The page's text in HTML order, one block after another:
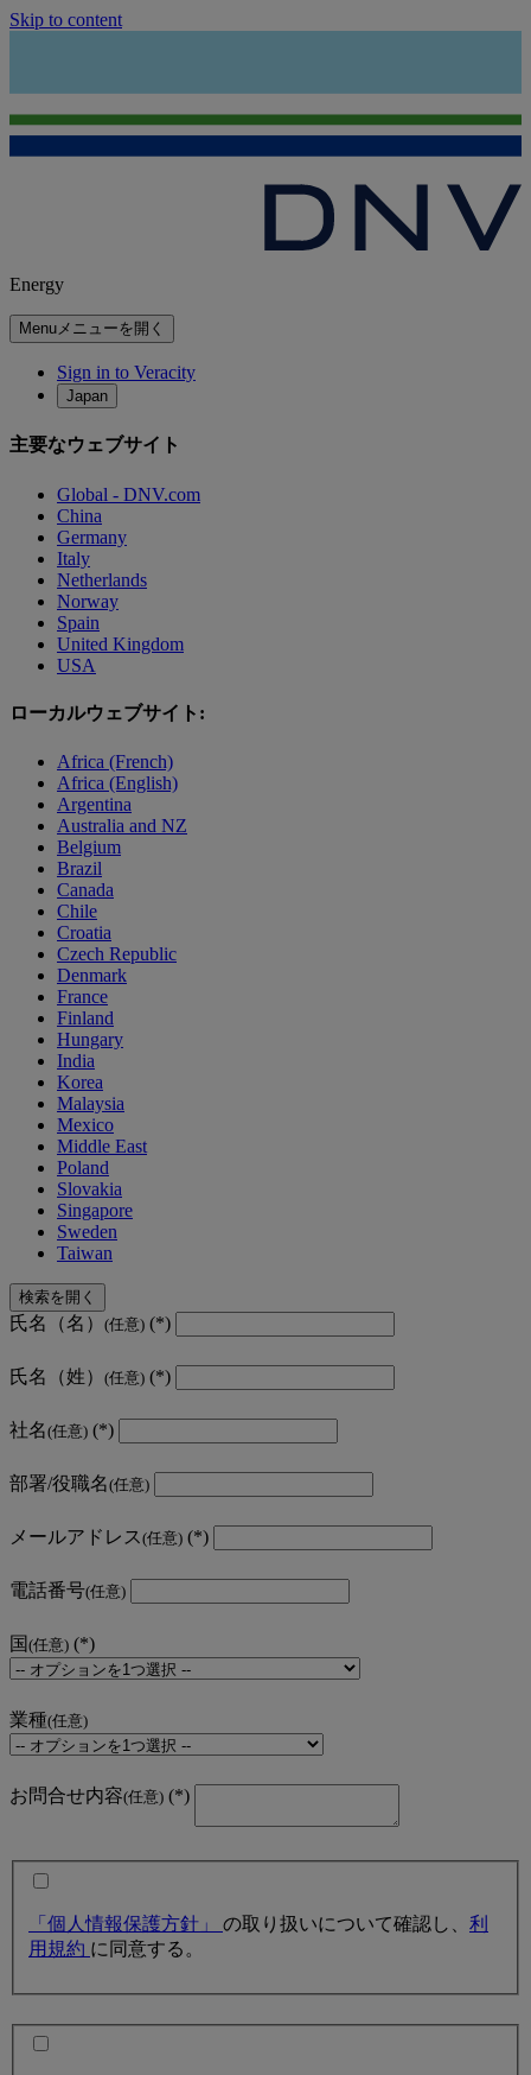
Skip to content
Energy
Menuメニューを開く
Sign in to Veracity
Japan
主要なウェブサイト
Global - DNV.com
China
Germany
Italy
Netherlands
Norway
Spain
United Kingdom
USA
ローカルウェブサイト:
Africa (French)
Africa (English)
Argentina
Australia and NZ
Belgium
Brazil
Canada
Chile
Croatia
Czech Republic
Denmark
France
Finland
Hungary
India
Korea
Malaysia
Mexico
Middle East
Poland
Slovakia
Singapore
Sweden
Taiwan
検索を開く
氏名（名） (任意)
氏名（姓） (任意)
社名(任意)
部署/役職名(任意)
メールアドレス (任意)
電話番号(任意)
国 (任意)
業種(任意)
お問合せ内容(任意)
「個人情報保護方針」 の取り扱いについて確認し、 利
用規約 に同意する。